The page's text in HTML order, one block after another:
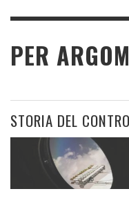
PER
STORIA DEL